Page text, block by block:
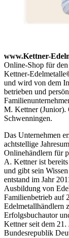
www.Kettner-
Online-Shop für
Kettner-Edelmetalle
und wird von dem
betrieben und
M. Kettner (Junior).
Schwenningen.
Das Unternehmen
achtstellige
Onlinehändlern für
A. Kettner ist
und gibt sein
entstand im Jahr
Ausbildung von
Familienbetrieb auf
Edelmetallhändlern
Erfolgsbuchautor
Kettner seit dem
Bundesrepublik